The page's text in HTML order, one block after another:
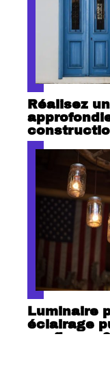
Réalisez
Luminaire
éclairage
confiance ?